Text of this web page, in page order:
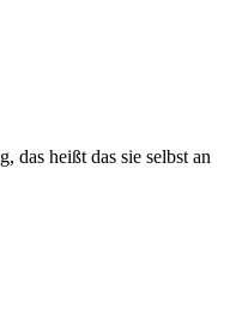
das heißt das sie selbst an